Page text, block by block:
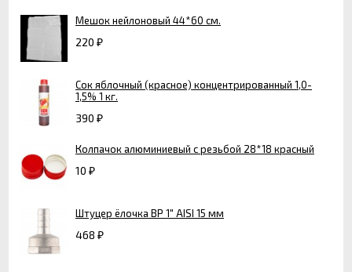
Мешок нейлоновый 44*60 см.
220 ₽
Сок яблочный (красное) концентрированный 1,0-
1,5% 1 кг.
390 ₽
Колпачок алюминиевый с резьбой 28*18 красный
10 ₽
Штуцер ёлочка ВР 1" AISI 15 мм
468 ₽